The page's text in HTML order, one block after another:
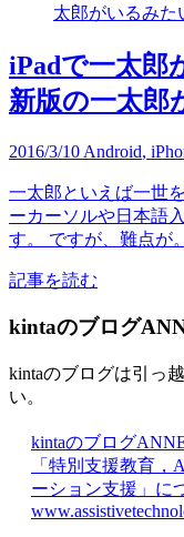
iPadで一太郎
新版の一太郎
2016/3/10 Android,
一太郎といえば一世
ーカーソルや日本語
す。 ですが、難点が
記事を読む
kintaのブログ
kintaのブログは引っ
い。
kintaのブログ
「特別支援教育
ーション支援」に